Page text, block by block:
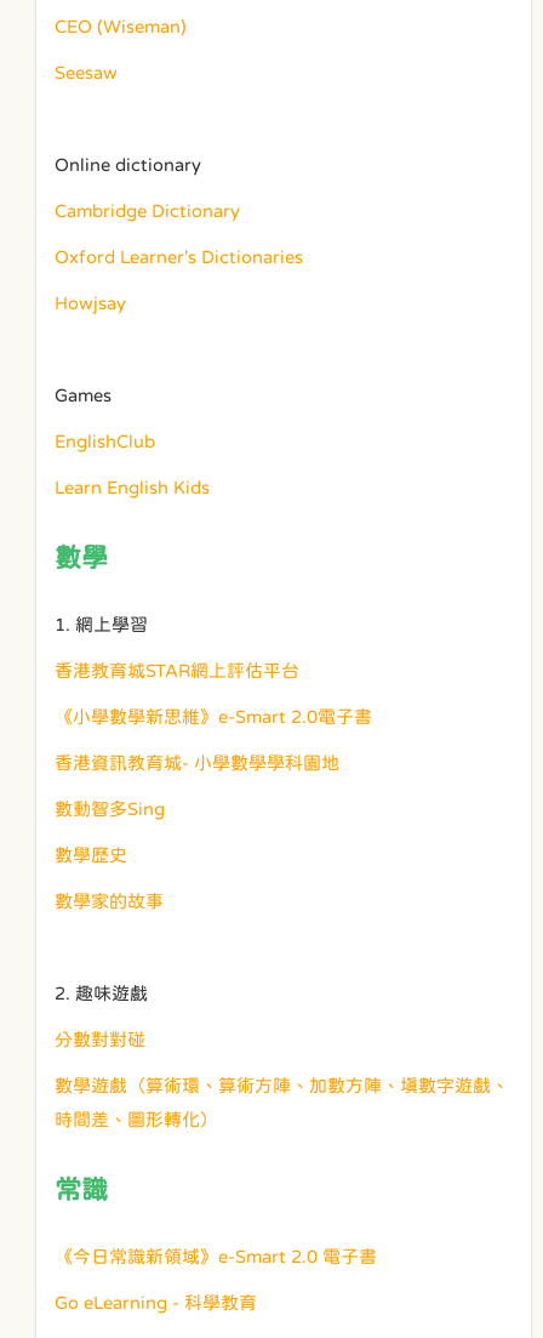
CEO (Wiseman)
Seesaw
Online dictionary
Cambridge Dictionary
Oxford Learner's Dictionaries
Howjsay
Games
EnglishClub
Learn English Kids
數學
1. 網上學習
香港教育城STAR網上評估平台
《小學數學新思維》e-Smart 2.0電子書
香港資訊教育城- 小學數學學科園地
數動智多Sing
數學歷史
數學家的故事
2. 趣味遊戲
分數對對碰
數學遊戲（算術環、算術方陣、加數方陣、填數字遊戲、
時間差、圖形轉化）
常識
《今日常識新領域》e-Smart 2.0 電子書
Go eLearning - 科學教育